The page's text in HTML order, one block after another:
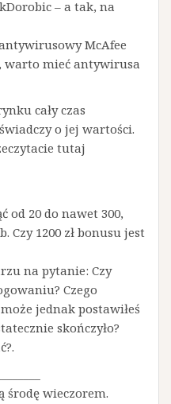
– a tak, na
McAfee
warto mieć antywirusa
cały czas
o jej wartości.
tutaj
od 20 do nawet 300,
Czy 1200 zł bonusu jest
na pytanie: Czy
Czego
jednak postawiłeś
skończyło?
środę wieczorem.